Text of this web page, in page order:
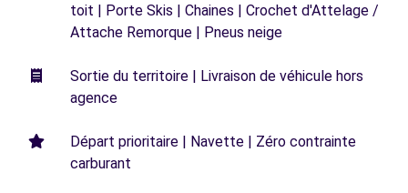
toit | Porte Skis | Chaines | Crochet d'Attelage /
Attache Remorque | Pneus neige
Sortie du territoire | Livraison de véhicule hors
agence
Départ prioritaire | Navette | Zéro contrainte
carburant